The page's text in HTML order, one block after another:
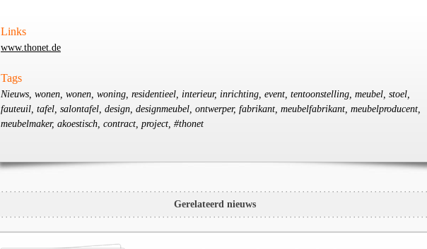
Links
www.thonet.de
Tags
Nieuws, wonen, wonen, woning, residentieel, interieur, inrichting, event, tentoonstelling, meubel, stoel,
fauteuil, tafel, salontafel, design, designmeubel, ontwerper, fabrikant, meubelfabrikant, meubelproducent,
meubelmaker, akoestisch, contract, project, #thonet
Gerelateerd nieuws